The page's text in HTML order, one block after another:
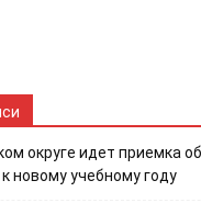
округе идет приемка
новому учебному году